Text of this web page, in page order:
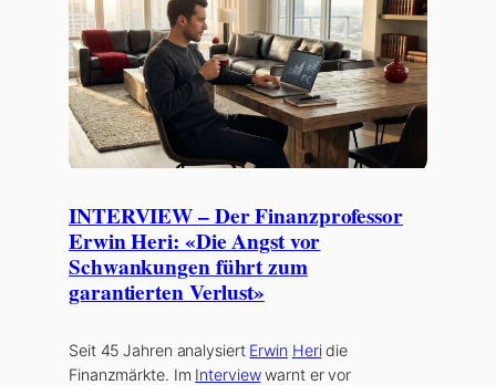
INTERVIEW – Der Finanzprofessor
Erwin Heri: «Die Angst vor
Schwankungen führt zum
garantierten Verlust»
Seit 45 Jahren analysiert Erwin Heridie
Finanzmärkte. Im Interviewwarnt er vor